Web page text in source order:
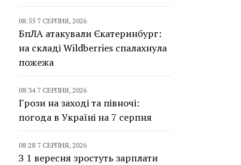
08:55 7 СЕРПНЯ, 2026
БпЛА атакували Єкатеринбург:
на складі Wildberries спалахнула
пожежа
08:34 7 СЕРПНЯ, 2026
Грози на заході та півночі:
погода в Україні на 7 серпня
08:28 7 СЕРПНЯ, 2026
З 1 вересня зростуть зарплати